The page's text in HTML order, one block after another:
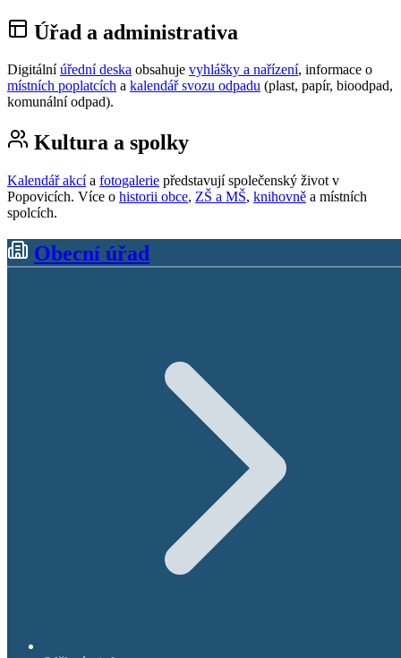
Úřad a administrativa
Digitální úřední deska obsahuje vyhlášky a nařízení, informace o
místních poplatcích a kalendář svozu odpadu (plast, papír, bioodpad,
komunální odpad).
Kultura a spolky
Kalendář akcía fotogalerie představují společenský život v
Popovicích. Více o historii obce, ZŠ a MŠ, knihovně a místních
spolcích.
Obecní úřad